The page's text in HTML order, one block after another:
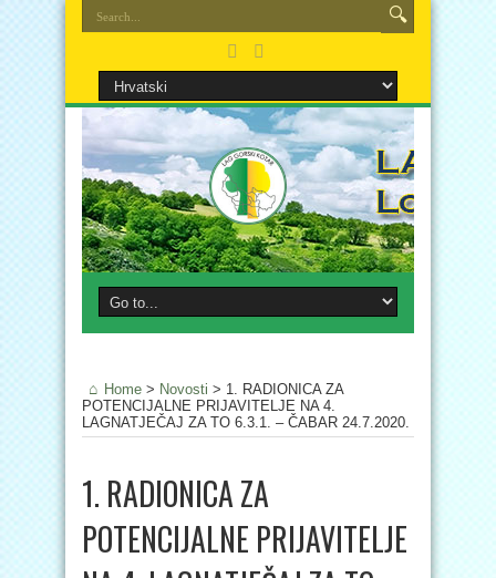
Home > Novosti > 1. RADIONICA ZA
POTENCIJALNE PRIJAVITELJE NA 4.
LAGNATJEČAJ ZA TO 6.3.1. – ČABAR 24.7.2020.
1. RADIONICA ZA
POTENCIJALNE PRIJAVITELJE